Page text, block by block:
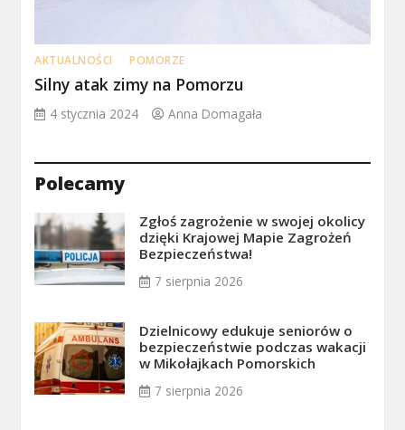
AKTUALNOŚCI POMORZE
Silny atak zimy na Pomorzu
4 stycznia 2024 Anna Domagała
Polecamy
Zgłoś zagrożenie w swojej okolicy
dzięki Krajowej Mapie Zagrożeń
Bezpieczeństwa!
7 sierpnia 2026
Dzielnicowy edukuje seniorów o
bezpieczeństwie podczas wakacji
w Mikołajkach Pomorskich
7 sierpnia 2026